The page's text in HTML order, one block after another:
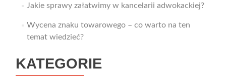
Jakie sprawy załatwimy w kancelarii adwokackiej?
Wycena znaku towarowego – co warto na ten
temat wiedzieć?
KATEGORIE